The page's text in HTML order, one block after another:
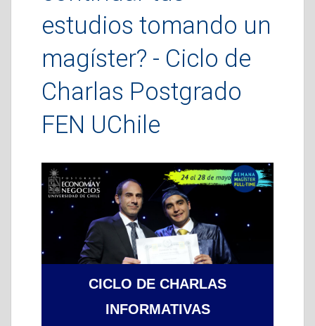
estudios tomando un
magíster? - Ciclo de
Charlas Postgrado
FEN UChile
CICLO DE CHARLAS
INFORMATIVAS